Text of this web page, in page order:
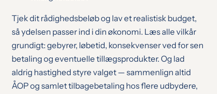
Tjek dit rådighedsbeløb og lav et realistisk budget,
så ydelsen passer ind i din økonomi. Læs alle vilkår
grundigt: gebyrer, løbetid, konsekvenser ved for sen
betaling og eventuelle tillægsprodukter. Og lad
aldrig hastighed styre valget — sammenlign altid
ÅOP og samlet tilbagebetaling hos flere udbydere,